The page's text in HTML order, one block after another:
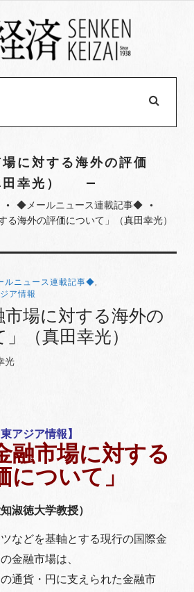
場に対する海外の評価
幸光）
fiber_manual_record ◆メールニュース連載記事◆ fiber_manual_record
る海外の評価について」（真田幸光）
ルニュース連載記事◆
ア情報
市場に対する海外の
（真田幸光）
光
アジア情報】
融市場に対する
について」
淑徳大学教授）
などを基軸とする現行の国際金
金融市場は、
の通貨・円に支えられた金融市